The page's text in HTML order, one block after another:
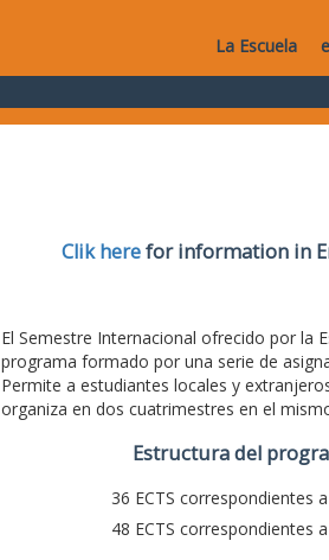
La Escuela
Clik herefor information in
El Semestre Internacional ofrecido por la
programa formado por una serie de
Permite a estudiantes locales y
organiza en dos cuatrimestres en el
Estructura del
36 ECTS correspondientes
48 ECTS correspondientes